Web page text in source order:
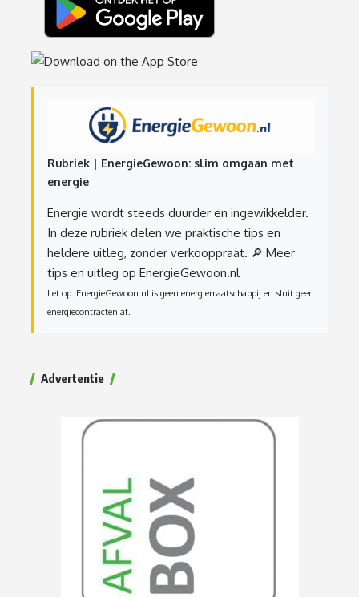
Rubriek | EnergieGewoon: slim omgaan met
energie
Energie wordt steeds duurder en ingewikkelder.
In deze rubriek delen we praktische tips en
heldere uitleg, zonder verkooppraat. 🔎 Meer
tips en uitleg op EnergieGewoon.nl
Let op: EnergieGewoon.nl is geen energiemaatschappij en sluit geen
energiecontracten af.
Advertentie